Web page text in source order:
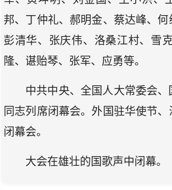
邦、丁仲礼、郝明金、蔡达峰、何
彭清华、张庆伟、洛桑江村、雪
隆、谌贻琴、张军、应勇等。
中共中央、全国人大常委会
同志列席闭幕会。外国驻华使节
闭幕会。
大会在雄壮的国歌声中闭幕。